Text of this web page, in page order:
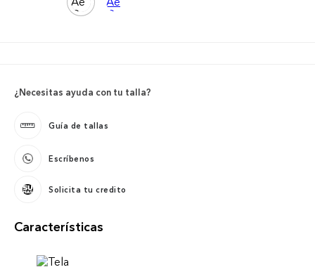
¿Necesitas ayuda con tu talla?
Guía de tallas
Escríbenos
Solicita tu credito
Características